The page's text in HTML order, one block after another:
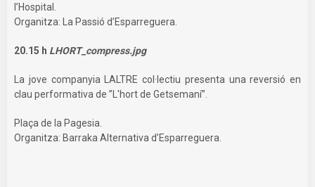
l’Hospital.
Organitza: La Passió d’Esparreguera.
20.15 h LHORT_compress.jpg
La jove companyia LALTRE col·lectiu presenta una reversió en
clau performativa de ”L'hort de Getsemaní”.
Plaça de la Pagesia.
Organitza: Barraka Alternativa d’Esparreguera.